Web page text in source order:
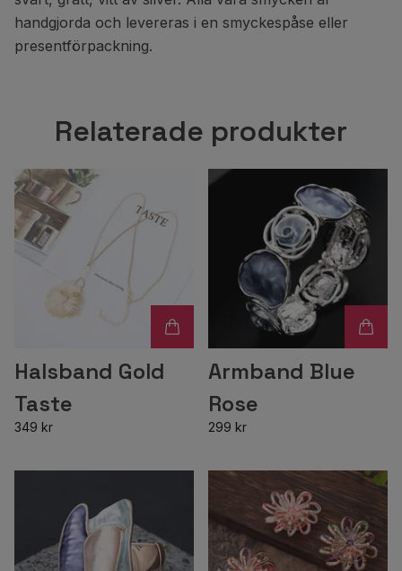
handgjorda och levereras i en smyckespåse eller
presentförpackning.
Relaterade produkter
Halsband Gold
Taste
349 kr
Armband Blue
Rose
299 kr